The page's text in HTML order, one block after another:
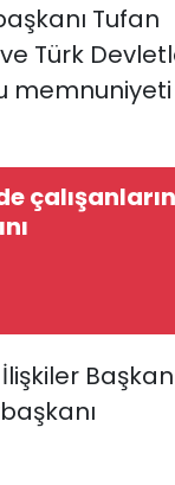
Tufan
Türk
memnuniyeti
çalışanların